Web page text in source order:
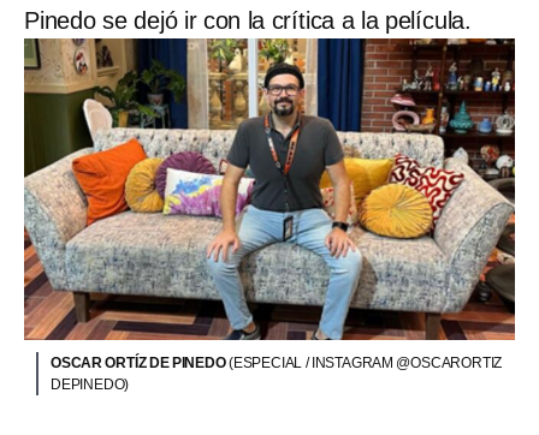
Pinedo se dejó ir con la crítica a la película.
OSCAR ORTÍZ DE PINEDO(ESPECIAL / INSTAGRAM @OSCARORTIZ
DEPINEDO)